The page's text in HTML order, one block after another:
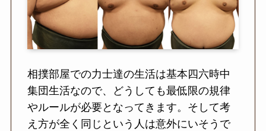
相撲部屋での力士達の生活は基本四六時中
集団生活なので、どうしても最低限の規律
やルールが必要となってきます。そして考
え方が全く同じという人は意外にいそうで